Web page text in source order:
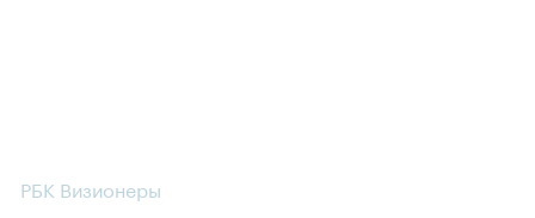
РБК Визионеры